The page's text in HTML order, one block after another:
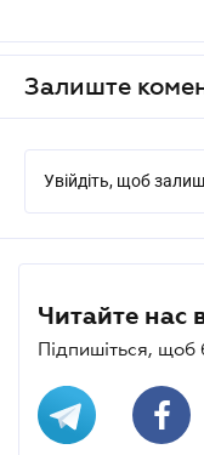
Залиште
Увійдіть, щоб
Читайте нас
Підпишіться, щоб